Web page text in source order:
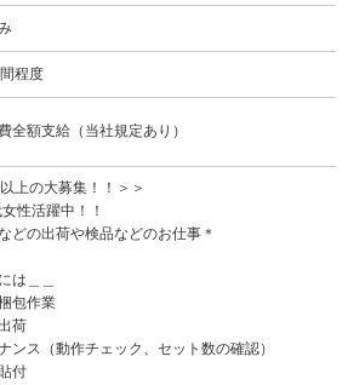
程度
全額支給（当社規定あり）
上の大募集！！＞＞
性活躍中！！
どの出荷や検品などのお仕事＊
は＿＿
包作業
荷
ンス（動作チェック、セット数の確認）
付